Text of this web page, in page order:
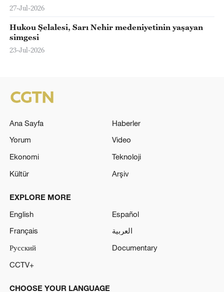
27-Jul-2026
Hukou Şelalesi, Sarı Nehir medeniyetinin yaşayan
simgesi
23-Jul-2026
Ana Sayfa
Haberler
Yorum
Video
Ekonomi
Teknoloji
Kültür
Arşiv
EXPLORE MORE
English
Español
Français
العربية
Русский
Documentary
CCTV+
CHOOSE YOUR LANGUAGE